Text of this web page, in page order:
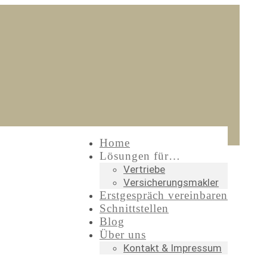
Home
Lösungen für…
Vertriebe
Versicherungsmakler
Erstgespräch vereinbaren
Schnittstellen
Blog
Über uns
Kontakt & Impressum